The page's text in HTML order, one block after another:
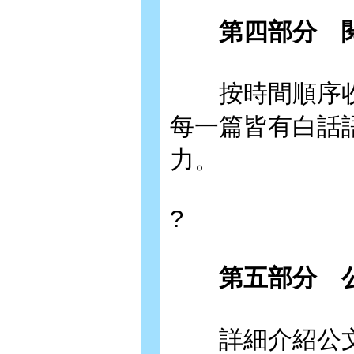
第四部分 閱
按時間順序收
每一篇皆有白話
力。
?
第五部分 公
詳細介紹公文